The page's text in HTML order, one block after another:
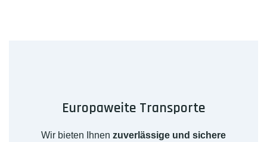
Europaweite Transporte
Wir bieten Ihnen zuverlässige und sichere